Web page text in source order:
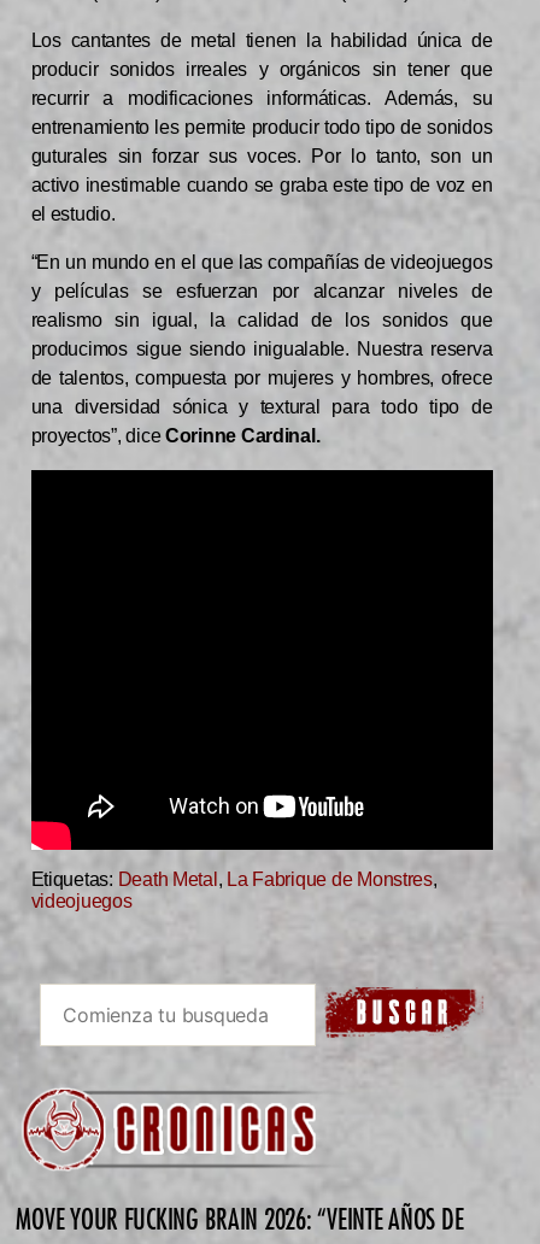
Los cantantes de metal tienen la habilidad única de
producir sonidos irreales y orgánicos sin tener que
recurrir a modificaciones informáticas. Además, su
entrenamiento les permite producir todo tipo de sonidos
guturales sin forzar sus voces. Por lo tanto, son un
activo inestimable cuando se graba este tipo de voz en
el estudio.
“En un mundo en el que las compañías de videojuegos
y películas se esfuerzan por alcanzar niveles de
realismo sin igual, la calidad de los sonidos que
producimos sigue siendo inigualable. Nuestra reserva
de talentos, compuesta por mujeres y hombres, ofrece
una diversidad sónica y textural para todo tipo de
proyectos”, diceCorinne Cardinal.
Etiquetas: Death Metal , La Fabrique de Monstres,
videojuegos
MOVE YOUR FUCKING BRAIN 2026: “VEINTE AÑOS DE